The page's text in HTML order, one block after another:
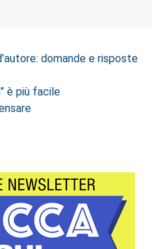
domande e risposte
è più facile